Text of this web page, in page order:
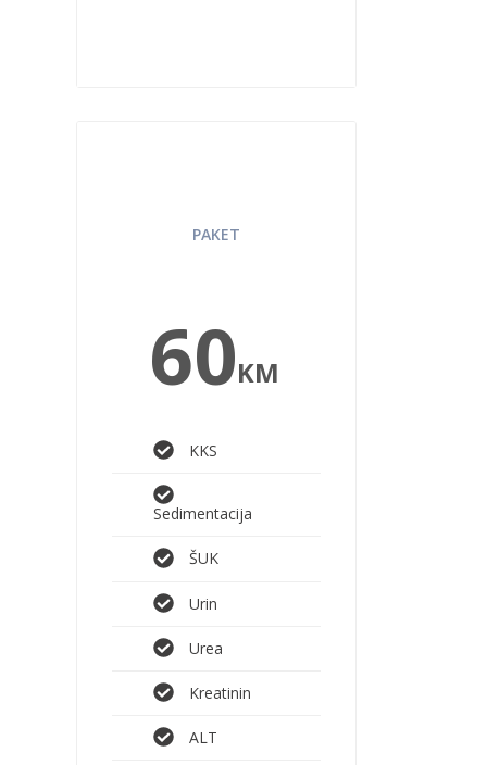
PAKET
60KM
KKS
Sedimentacija
ŠUK
Urin
Urea
Kreatinin
ALT